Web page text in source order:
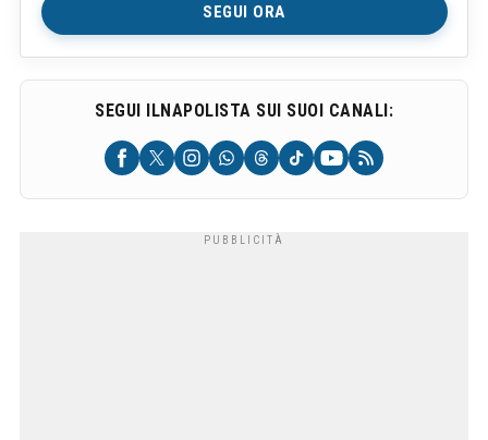
SEGUI ORA
SEGUI ILNAPOLISTA SUI SUOI CANALI: